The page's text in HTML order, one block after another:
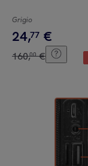
Grigio
24,77 €
160,00 €